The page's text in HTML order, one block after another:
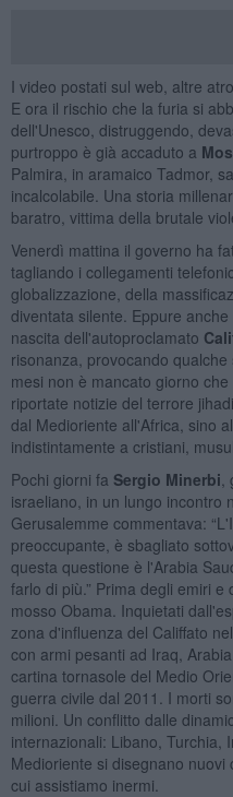
I video postati sul web, altre
E ora il rischio che la furia si
dell'Unesco, distruggendo,
purtroppo è già accaduto a
Palmira, in aramaico Tadmor,
incalcolabile. Una storia
baratro, vittima della brutale
Venerdì mattina il governo ha
tagliando i collegamenti
globalizzazione, della
diventata silente. Eppure
nascita dell'autoproclamato
risonanza, provocando
mesi non è mancato giorno
riportate notizie del terrore
dal Medioriente all'Africa, sino
indistintamente a cristiani,
Pochi giorni fa Sergio Minerbi
israeliano, in un lungo incontro
Gerusalemme commentava:
preoccupante, è sbagliato
questa questione è l'Arabia
farlo di più.” Prima degli emiri
mosso Obama. Inquietati
zona d'influenza del Califfato
con armi pesanti ad Iraq,
cartina tornasole del Medio
guerra civile dal 2011. I morti
milioni. Un conflitto dalle
internazionali: Libano, Turchia,
Medioriente si disegnano
cui assistiamo inermi.